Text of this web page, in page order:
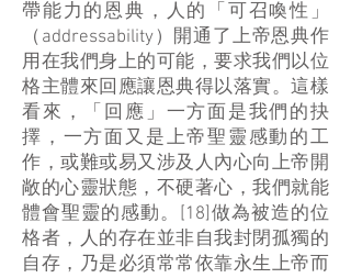
帶能力的恩典，人的「可召喚性」
（addressability）開通了上帝恩典作
用在我們身上的可能，要求我們以位
格主體來回應讓恩典得以落實。這樣
看來，「回應」一方面是我們的抉
擇，一方面又是上帝聖靈感動的工
作，或難或易又涉及人內心向上帝開
敞的心靈狀態，不硬著心，我們就能
體會聖靈的感動。[18]做為被造的位
格者，人的存在並非自我封閉孤獨的
自存，乃是必須常常依靠永生上帝而